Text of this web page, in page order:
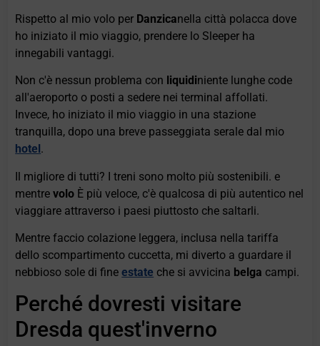
Rispetto al mio volo per Danzicanella città polacca dove
ho iniziato il mio viaggio, prendere lo Sleeper ha
innegabili vantaggi.
Non c'è nessun problema con liquidiniente lunghe code
all'aeroporto o posti a sedere nei terminal affollati.
Invece, ho iniziato il mio viaggio in una stazione
tranquilla, dopo una breve passeggiata serale dal mio
hotel.
Il migliore di tutti? I treni sono molto più sostenibili. e
mentrevolo È più veloce, c'è qualcosa di più autentico nel
viaggiare attraverso i paesi piuttosto che saltarli.
Mentre faccio colazione leggera, inclusa nella tariffa
dello scompartimento cuccetta, mi diverto a guardare il
nebbioso sole di fineestate che si avvicina belga campi.
Perché dovresti visitare
Dresda quest'inverno